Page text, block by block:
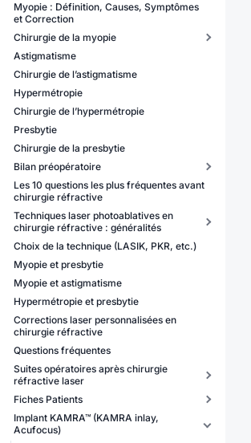
Myopie : Définition, Causes, Symptômes
et Correction
Chirurgie de la myopie
Astigmatisme
Chirurgie de l’astigmatisme
Hypermétropie
Chirurgie de l’hypermétropie
Presbytie
Chirurgie de la presbytie
Bilan préopératoire
Les 10 questions les plus fréquentes avant
chirurgie réfractive
Techniques laser photoablatives en
chirurgie réfractive : généralités
Choix de la technique (LASIK, PKR, etc.)
Myopie et presbytie
Myopie et astigmatisme
Hypermétropie et presbytie
Corrections laser personnalisées en
chirurgie réfractive
Questions fréquentes
Suites opératoires après chirurgie
réfractive laser
Fiches Patients
Implant KAMRA™ (KAMRA inlay,
Acufocus)